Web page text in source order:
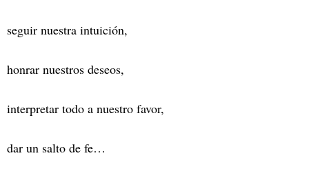
seguir nuestra intuición,
honrar nuestros deseos,
interpretar todo a nuestro favor,
dar un salto de fe…